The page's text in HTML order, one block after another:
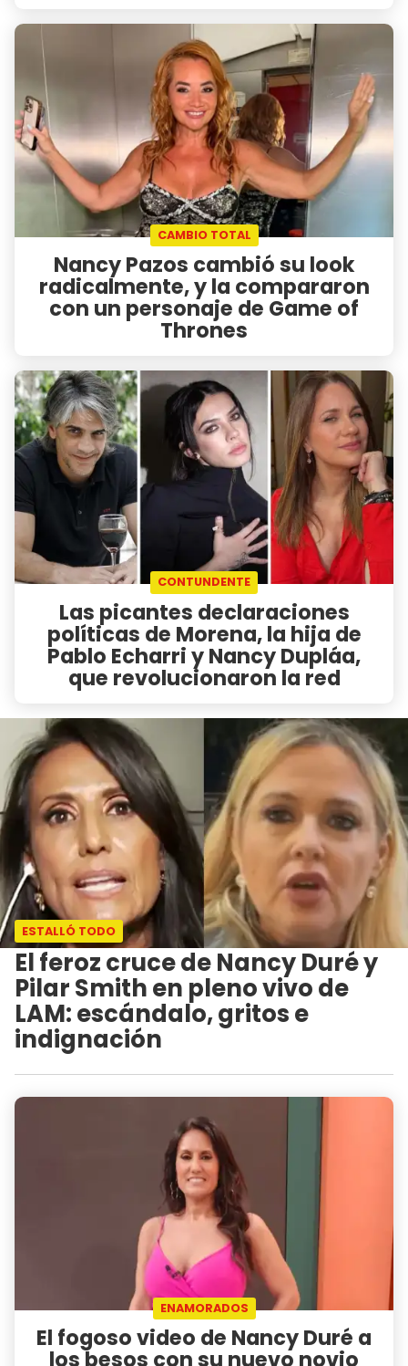
CAMBIO TOTAL
Nancy Pazos cambió su look
radicalmente, y la compararon
con un personaje de Game of
Thrones
CONTUNDENTE
Las picantes declaraciones
políticas de Morena, la hija de
Pablo Echarri y Nancy Dupláa,
que revolucionaron la red
ESTALLÓ TODO
El feroz cruce de Nancy Duré y
Pilar Smith en pleno vivo de
LAM: escándalo, gritos e
indignación
ENAMORADOS
El fogoso video de Nancy Duré a
los besos con su nuevo novio